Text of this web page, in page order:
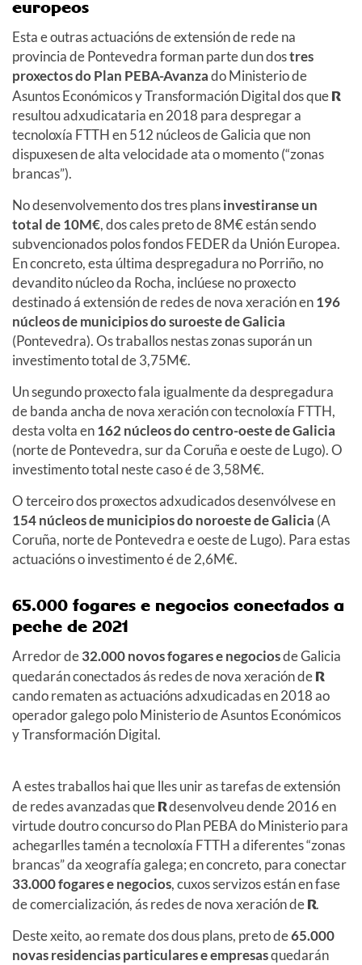
europeos
Esta e outras actuacións de extensión de rede na
provincia de Pontevedra forman parte dun dostres
proxectos do Plan PEBA-Avanzado Ministerio de
Asuntos Económicos y Transformación Digital dos queR
resultou adxudicataria en 2018 para despregar a
tecnoloxía FTTH en 512 núcleos de Galicia que non
dispuxesen de alta velocidade ata o momento (“zonas
brancas”).
No desenvolvemento dos tres plansinvestiranse un
total de 10M€, dos cales preto de 8M€ están sendo
subvencionados polos fondos FEDER da Unión Europea.
En concreto, esta última despregadura no Porriño, no
devandito núcleo da Rocha, inclúese no proxecto
destinado á extensión de redes de nova xeración en196
núcleos de municipios do suroeste de Galicia
(Pontevedra). Os traballos nestas zonas suporán un
investimento total de 3,75M€.
Un segundo proxecto fala igualmente da despregadura
de banda ancha de nova xeración con tecnoloxía FTTH,
desta volta en162 núcleos do centro-oeste de Galicia
(norte de Pontevedra, sur da Coruña e oeste de Lugo). O
investimento total neste caso é de 3,58M€.
O terceiro dos proxectos adxudicados desenvólvese en
154 núcleos de municipios do noroeste de Galicia (A
Coruña, norte de Pontevedra e oeste de Lugo). Para estas
actuacións o investimento é de 2,6M€.
65.000 fogares e negocios conectados a
peche de 2021
Arredor de32.000 novos fogares e negociosde Galicia
quedarán conectados ás redes de nova xeración deR
cando rematen as actuacións adxudicadas en 2018 ao
operador galego polo Ministerio de Asuntos Económicos
y Transformación Digital.
A estes traballos hai que lles unir as tarefas de extensión
de redes avanzadas queRdesenvolveu dende 2016 en
virtude doutro concurso do Plan PEBA do Ministerio para
achegarlles tamén a tecnoloxía FTTH a diferentes “zonas
brancas” da xeografía galega; en concreto, para conectar
33.000 fogares e negocios, cuxos servizos están en fase
de comercialización, ás redes de nova xeración deR.
Deste xeito, ao remate dos dous plans, preto de65.000
novas residencias particulares e empresasquedarán